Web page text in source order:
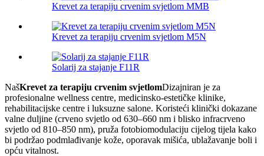
Krevet za terapiju crvenim svjetlom MMB
Krevet za terapiju crvenim svjetlom M5N
Solarij za stajanje F11R
NašKrevet za terapiju crvenim svjetlomDizajniran je za
profesionalne wellness centre, medicinsko-estetičke klinike,
rehabilitacijske centre i luksuzne salone. Koristeći klinički dokazane
valne duljine (crveno svjetlo od 630–660 nm i blisko infracrveno
svjetlo od 810–850 nm), pruža fotobiomodulaciju cijelog tijela kako
bi podržao podmlađivanje kože, oporavak mišića, ublažavanje boli i
opću vitalnost.